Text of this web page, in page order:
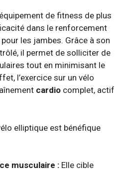
de fitness de plus
dans le renforcement
les jambes. Grâce à son
il permet de solliciter de
tout en minimisant le
l’exercice sur un vélo
cardio complet, actif
elliptique est bénéfique
musculaire : Elle cible